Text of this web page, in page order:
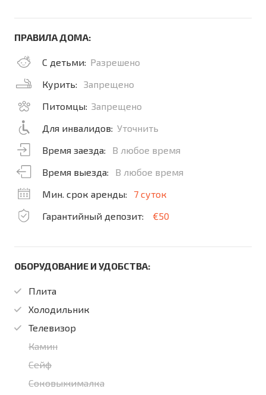
ПРАВИЛА ДОМА:
С детьми: Разрешено
Курить:
Запрещено
Питомцы: Запрещено
Для инвалидов: Уточнить
Время заезда:
В любое время
Время выезда:
В любое время
Мин. срок аренды:
7 суток
Гарантийный депозит:
€50
ОБОРУДОВАНИЕ И УДОБСТВА:
Плита
Холодильник
Телевизор
Камин
Сейф
Соковыжималка